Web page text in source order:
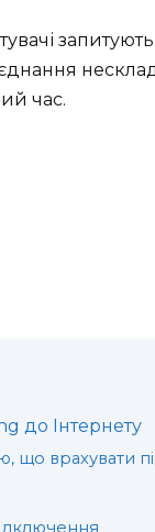
час.
до Інтернету
що врахувати